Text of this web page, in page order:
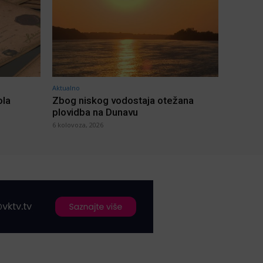
Aktualno
Zbog niskog vodostaja otežana
plovidba na Dunavu
6 kolovoza, 2026